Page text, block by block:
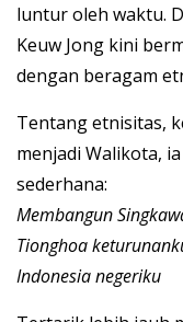
luntur oleh waktu.
Keuw Jong kini
dengan beragam
Tentang etnisitas,
menjadi Walikota,
sederhana:
Membangun
Tionghoa
Indonesia negeriku